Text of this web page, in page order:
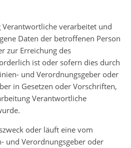
verarbeitet und
Daten der betroffenen Person
zur Erreichung des
ist oder sofern dies durch
und Verordnungsgeber oder
in Gesetzen oder Vorschriften,
Verantwortliche
oder läuft eine vom
und Verordnungsgeber oder